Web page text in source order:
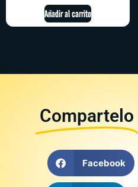
Añadir al carrito
Compartelo
Facebook